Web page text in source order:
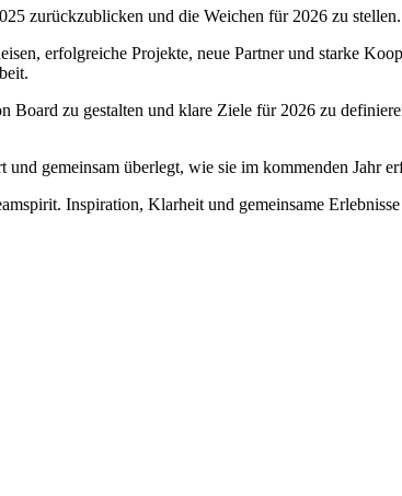
zurückzublicken und die Weichen für 2026 zu stellen.
erfolgreiche Projekte, neue Partner und starke
zu gestalten und klare Ziele für 2026 zu
gemeinsam überlegt, wie sie im kommenden Jahr
Inspiration, Klarheit und gemeinsame